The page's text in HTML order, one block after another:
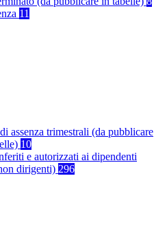
11
assenza trimestrali (da pubblicare
10
e autorizzati ai dipendenti
dirigenti) 296